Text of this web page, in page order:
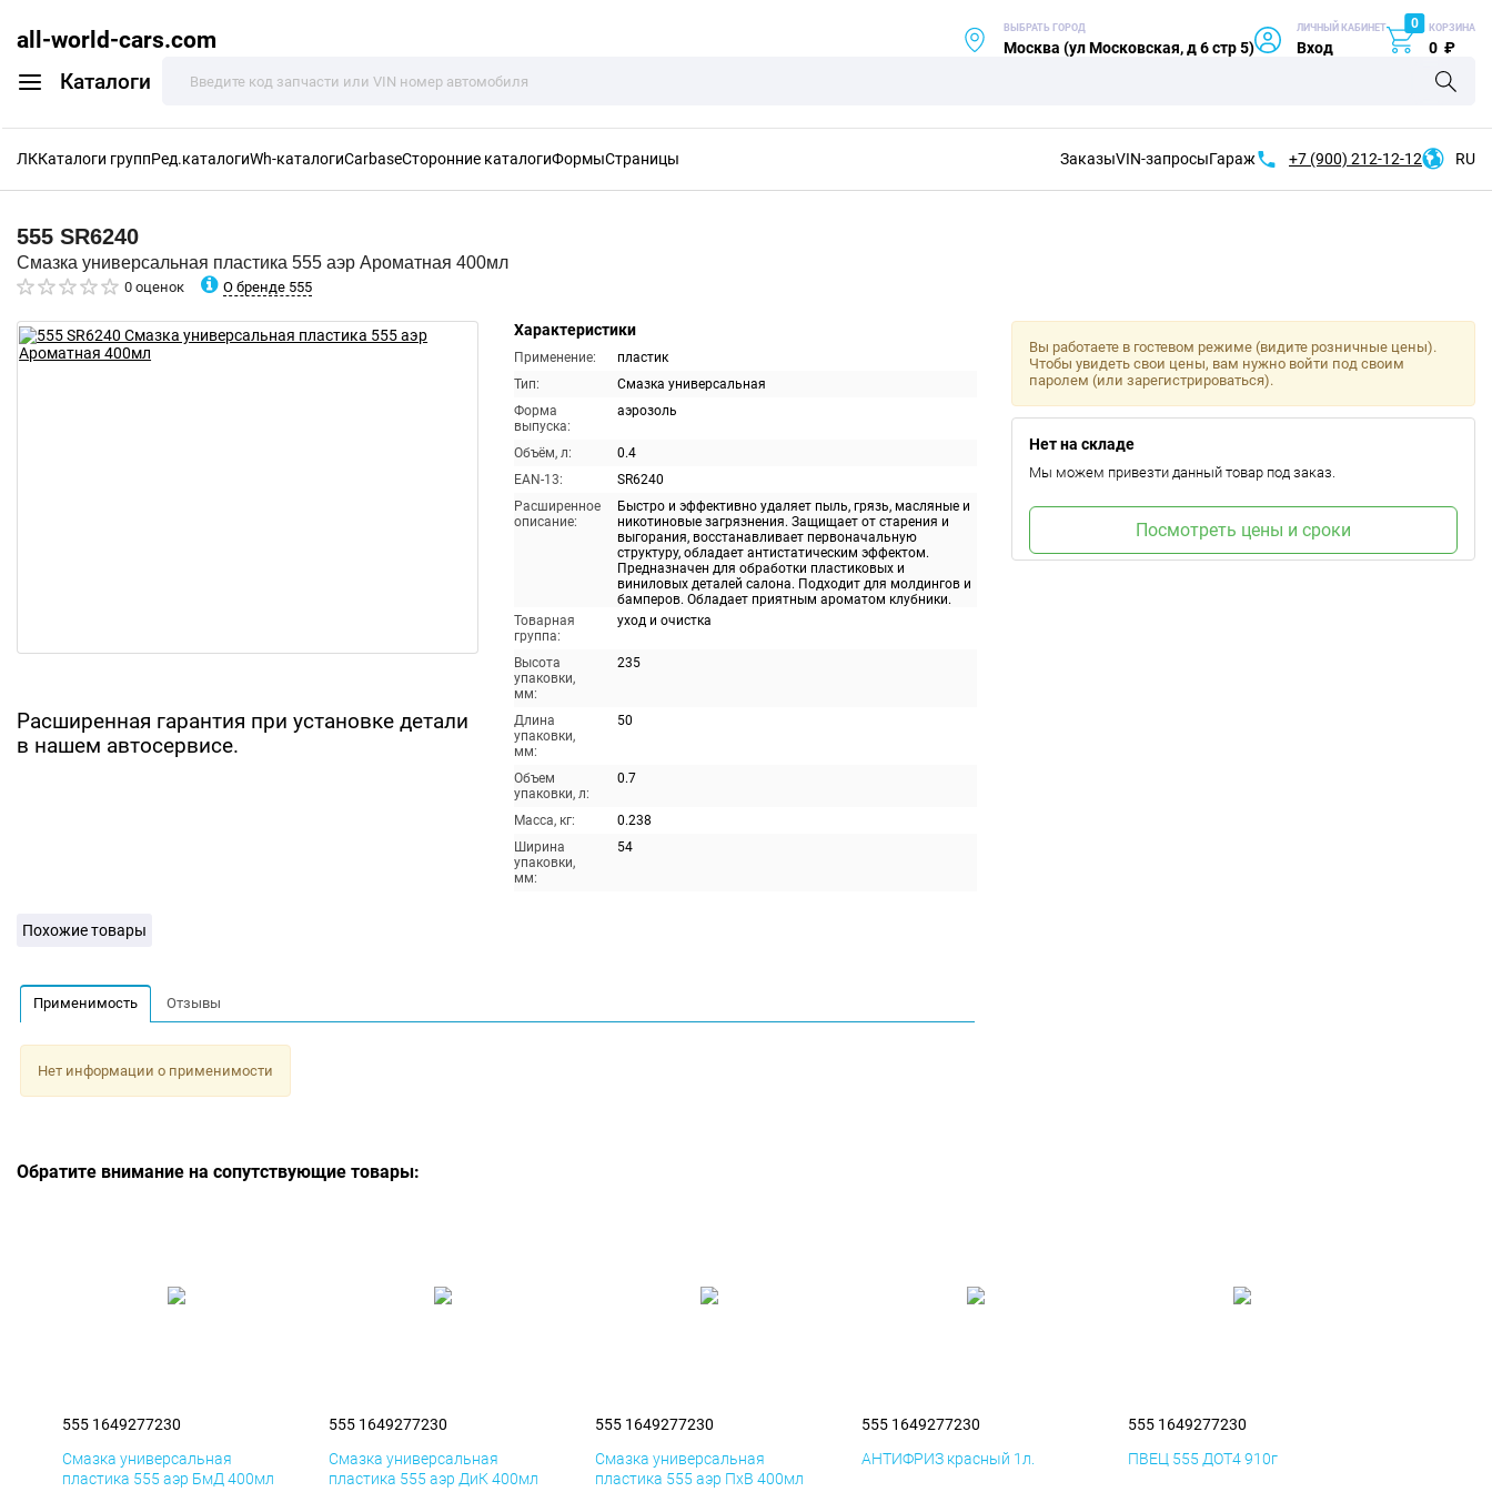
all-world-cars.com
Каталоги
ВЫБРАТЬ ГОРОД
Москва (ул Московская, д 6 стр 5)
ЛИЧНЫЙ КАБИНЕТ
Вход
0 КОРЗИНА
0 ₽
ЛККаталоги группРед.каталогиWh-каталогиCarbaseСторонние каталогиФормыСтраницы ЗаказыVIN-запросыГараж +7 (900) 212-12-12 RU
555 SR6240
Смазка универсальная пластика 555 аэр Ароматная 400мл
0 оценок О бренде 555
Расширенная гарантия при установке детали
в нашем автосервисе.
Характеристики
Применение:
пластик
Тип:
Смазка универсальная
Форма
выпуска:
аэрозоль
Объём, л:
0.4
EAN-13:
SR6240
Расширенное
описание:
Быстро и эффективно удаляет пыль, грязь, масляные и
никотиновые загрязнения. Защищает от старения и
выгорания, восстанавливает первоначальную
структуру, обладает антистатическим эффектом.
Предназначен для обработки пластиковых и
виниловых деталей салона. Подходит для молдингов и
бамперов. Обладает приятным ароматом клубники.
Товарная
группа:
уход и очистка
Высота
упаковки,
мм:
235
Длина
упаковки,
мм:
50
Объем
упаковки, л:
0.7
Масса, кг:
0.238
Ширина
упаковки,
мм:
54
Вы работаете в гостевом режиме (видите розничные цены).
Чтобы увидеть свои цены, вам нужно войти под своим
паролем (или зарегистрироваться).
Нет на складе
Мы можем привезти данный товар под заказ.
Посмотреть цены и сроки
Похожие товары
Применимость Отзывы
Нет информации о применимости
Обратите внимание на сопутствующие товары:
555 1649277230
Смазка универсальная
пластика 555 аэр БмД 400мл
555 1649277230
Смазка универсальная
пластика 555 аэр ДиК 400мл
555 1649277230
Смазка универсальная
пластика 555 аэр ПхВ 400мл
555 1649277230
АНТИФРИЗ красный 1л.
555 1649277230
ПВЕЦ 555 ДОТ4 910г